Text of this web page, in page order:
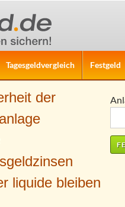
Tagesgeldvergleich Festgeld
der
liquide bleiben